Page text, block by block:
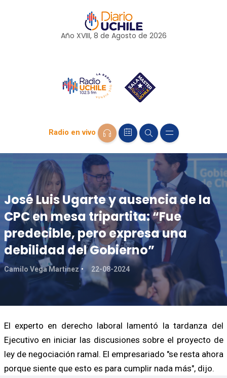
Año XVIII, 8 de Agosto de 2026
Radio en vivo
José Luis Ugarte y ausencia de la
CPC en mesa tripartita: “Fue
predecible, pero expresa una
debilidad del Gobierno”
Camilo Vega Martinez 22-08-2024
El experto en derecho laboral lamentó la tardanza del
Ejecutivo en iniciar las discusiones sobre el proyecto de
ley de negociación ramal. El empresariado "se resta ahora
porque siente que esto es para cumplir nada más", dijo.